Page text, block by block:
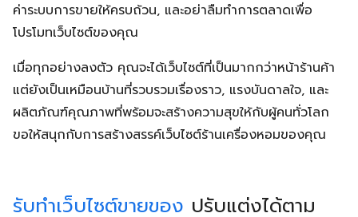
ค่าระบบการขายให้ครบถ้วน, และอย่าลืมทำการตลาดเพื่อ
โปรโมทเว็บไซต์ของคุณ
เมื่อทุกอย่างลงตัว คุณจะได้เว็บไซต์ที่เป็นมากกว่าหน้าร้านค้า
แต่ยังเป็นเหมือนบ้านที่รวบรวมเรื่องราว, แรงบันดาลใจ, และ
ผลิตภัณฑ์คุณภาพที่พร้อมจะสร้างความสุขให้กับผู้คนทั่วโลก
ขอให้สนุกกับการสร้างสรรค์เว็บไซต์ร้านเครื่องหอมของคุณ
รับทำเว็บไซต์ขายของ ปรับแต่งได้ตาม